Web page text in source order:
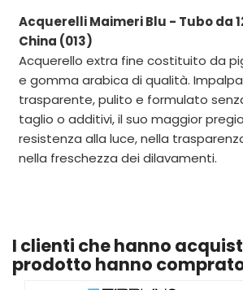
Acquerelli Maimeri Blu - Tubo da
China (013)
Acquerello extra fine costituito da
e gomma arabica di qualità.
trasparente, pulito e formulato
taglio o additivi, il suo maggior
resistenza alla luce, nella
nella freschezza dei dilavamenti.
I clienti che hanno
prodotto hanno